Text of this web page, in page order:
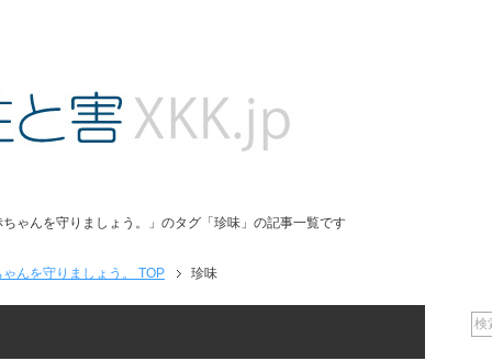
ゃんを守りましょう。」のタグ「珍味」の記事一覧です
んを守りましょう。 TOP 珍味